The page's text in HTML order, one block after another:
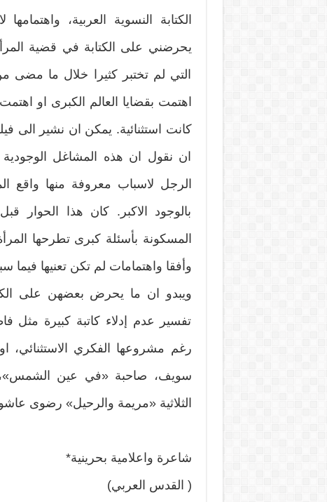
الكتابة النسوية العربية،
يحرضني على الكتابة في قضية المرأة
التي لم تختبر كثيرا خلال ما مضى
اهتمت بقضايا العالم الكبرى او
كانت استثنائية. يمكن ان نشير الى
ان نقول ان هذه المشاغل
الرجل لاسباب معروفة منها واقع
بالوجود الاكبر. كان هذا الحوار
المسكونة بأسئلة كبرى تطرحها
وأفقا واهتمامات لم تكن تعنيها فيما
ويبدو ان ما يحرض بعضهن على
تفسير عدم إدلاء كاتبة كبيرة
رغم مشروعها الفكري الاستثنائي،
سويف، صاحبة «في عين
الثلاثية «مريمة والرحيل» رضوى
شاعرة واعلامية بحرينية*
( القدس العربي)